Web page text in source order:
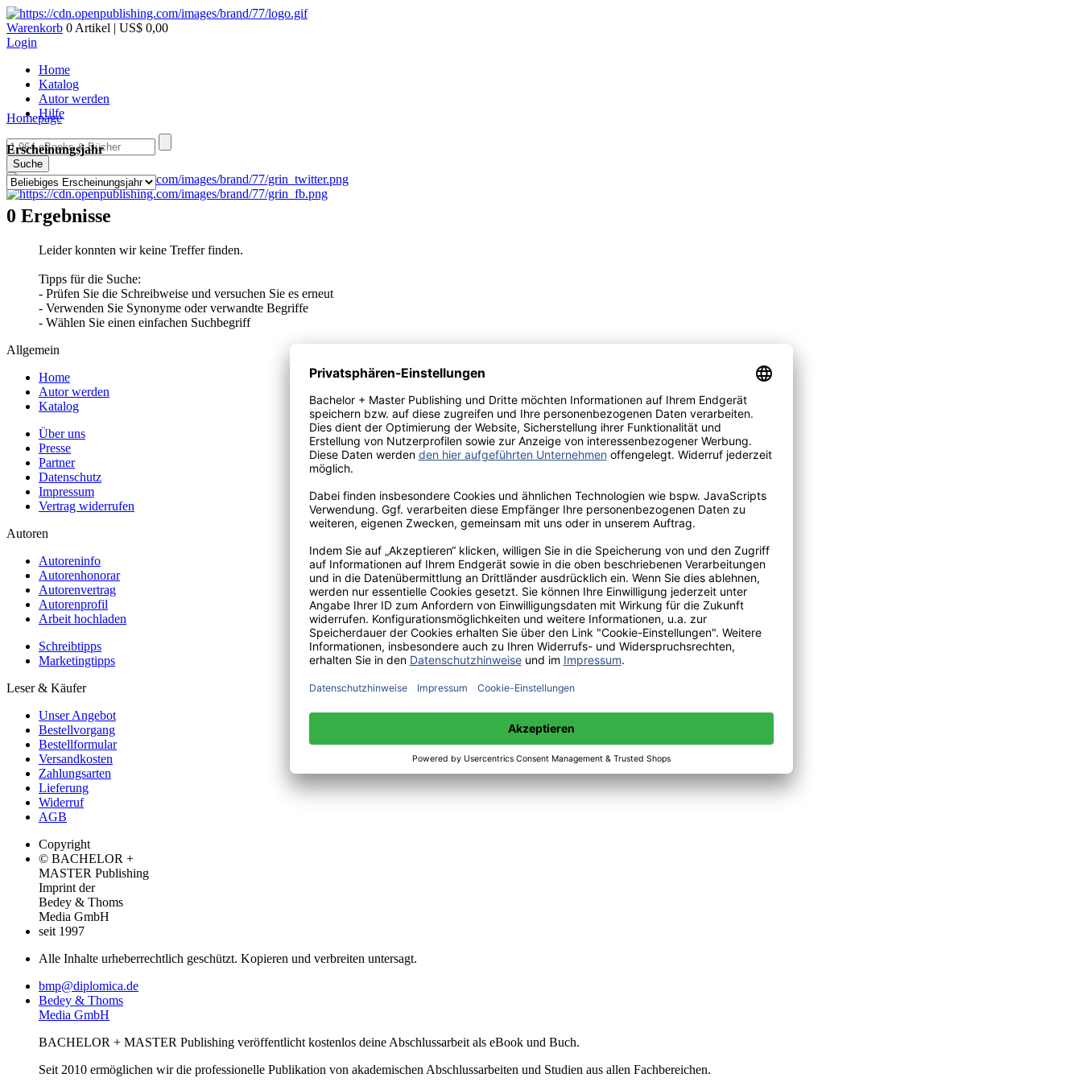
Warenkorb 0 Artikel | US$ 0,00
Login
Home
Katalog
Autor werden
Hilfe
Suche
Homepage
Erscheinungsjahr
0 Ergebnisse
Leider konnten wir keine Treffer finden.
Tipps für die Suche:
- Prüfen Sie die Schreibweise und versuchen Sie es erneut
- Verwenden Sie Synonyme oder verwandte Begriffe
- Wählen Sie einen einfachen Suchbegriff
Allgemein
Home
Autor werden
Katalog
Über uns
Presse
Partner
Datenschutz
Impressum
Vertrag widerrufen
Autoren
Autoreninfo
Autorenhonorar
Autorenvertrag
Autorenprofil
Arbeit hochladen
Schreibtipps
Marketingtipps
Leser & Käufer
Unser Angebot
Bestellvorgang
Bestellformular
Versandkosten
Zahlungsarten
Lieferung
Widerruf
AGB
Copyright
© BACHELOR +
MASTER Publishing
Imprint der
Bedey & Thoms
Media GmbH
seit 1997
Alle Inhalte urheberrechtlich geschützt. Kopieren und verbreiten untersagt.
bmp@diplomica.de
Bedey & Thoms
Media GmbH
BACHELOR + MASTER Publishing veröffentlicht kostenlos deine Abschlussarbeit als eBook und Buch.
Seit 2010 ermöglichen wir die professionelle Publikation von akademischen Abschlussarbeiten und Studien aus allen Fachbereichen.